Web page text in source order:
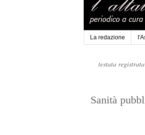
La redazione
testata
Sanità